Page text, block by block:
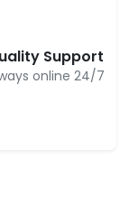
Support
online 24/7